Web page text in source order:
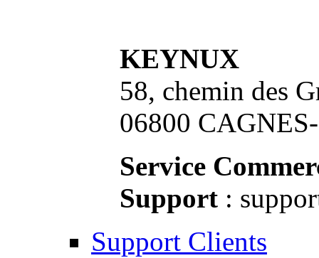
KEYNUX
58, chemin des
06800
Service
Support :
Support Clients